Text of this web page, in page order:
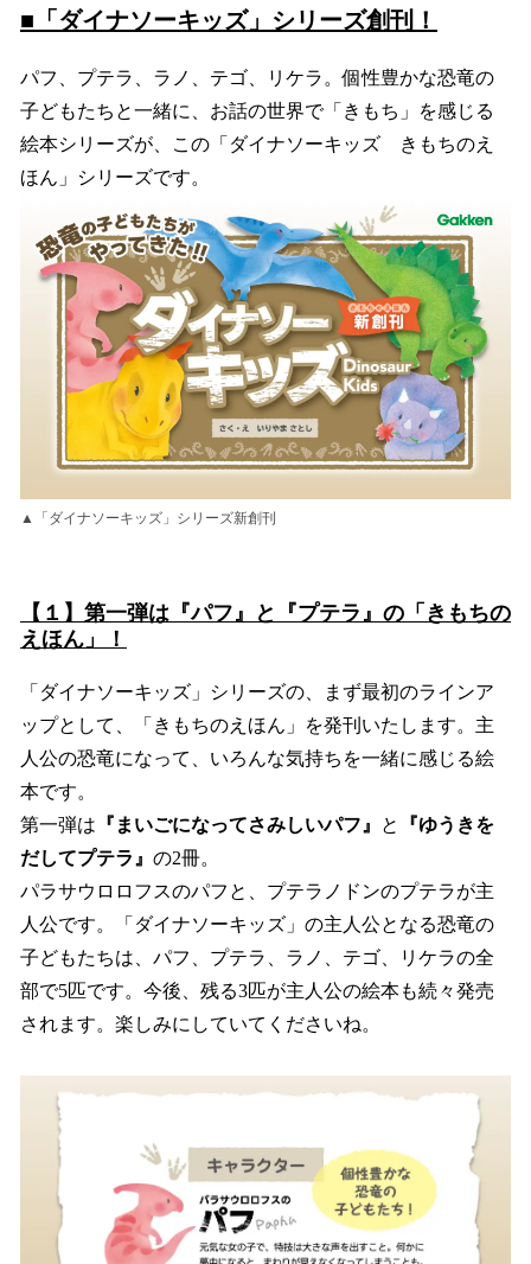
■「ダイナソーキッズ」シリーズ創刊！
パフ、プテラ、ラノ、テゴ、リケラ。個性豊かな恐竜の
子どもたちと一緒に、お話の世界で「きもち」を感じる
絵本シリーズが、この「ダイナソーキッズ きもちのえ
ほん」シリーズです。
▲「ダイナソーキッズ」シリーズ新創刊
【１】第一弾は『パフ』と『プテラ』の「きもちの
えほん」！
「ダイナソーキッズ」シリーズの、まず最初のラインア
ップとして、「きもちのえほん」を発刊いたします。主
人公の恐竜になって、いろんな気持ちを一緒に感じる絵
本です。
第一弾は 『まいごになってさみしいパフ』 と
『ゆうきを
だしてプテラ』 の2冊。
パラサウロロフスのパフと、プテラノドンのプテラが主
人公です。「ダイナソーキッズ」の主人公となる恐竜の
子どもたちは、パフ、プテラ、ラノ、テゴ、リケラの全
部で5匹です。今後、残る3匹が主人公の絵本も続々発売
されます。楽しみにしていてくださいね。